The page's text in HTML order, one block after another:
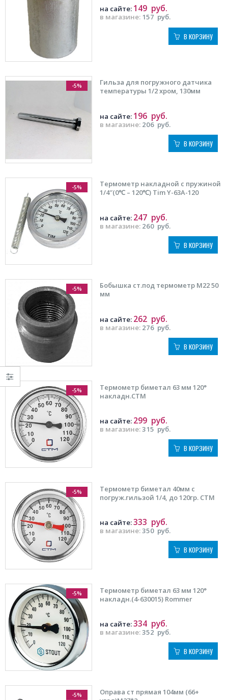
в магазине: 157 руб.
на сайте: 149 руб.
В КОРЗИНУ
-5%
Гильза для погружного датчика
температуры 1/2 хром, 130мм
в магазине: 206 руб.
на сайте: 196 руб.
В КОРЗИНУ
-5%
Термометр накладной с пружиной
1/4″(0℃ – 120℃) Tim Y-63A-120
в магазине: 260 руб.
на сайте: 247 руб.
В КОРЗИНУ
-5%
Бобышка ст.под термометр М22 50
мм
в магазине: 276 руб.
на сайте: 262 руб.
В КОРЗИНУ
-5%
Термометр биметал 63 мм 120°
накладн.СТМ
в магазине:315 руб.
на сайте: 299 руб.
В КОРЗИНУ
-5%
Термометр биметал 40мм с
погруж.гильзой 1/4, до 120гр. СТМ
в магазине:350 руб.
на сайте:333 руб.
В КОРЗИНУ
-5%
Термометр биметал 63 мм 120°
накладн.(4-630015) Rommer
в магазине:352 руб.
на сайте:334 руб.
В КОРЗИНУ
-5%
Оправа ст прямая 104мм (66+